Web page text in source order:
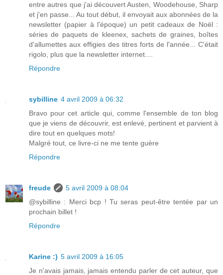
entre autres que j'ai découvert Austen, Woodehouse, Sharp
et j'en passe... Au tout début, il envoyait aux abonnées de la
newsletter (papier à l'époque) un petit cadeaux de Noël :
séries de paquets de kleenex, sachets de graines, boîtes
d'allumettes aux effigies des titres forts de l'année... C'était
rigolo, plus que la newsletter internet....
Répondre
sybilline 4 avril 2009 à 06:32
Bravo pour cet article qui, comme l'ensemble de ton blog
que je viens de découvrir, est enlevé, pertinent et parvient à
dire tout en quelques mots!
Malgré tout, ce livre-ci ne me tente guère
Répondre
freude
5 avril 2009 à 08:04
@sybilline : Merci bcp ! Tu seras peut-être tentée par un
prochain billet !
Répondre
Karine :) 5 avril 2009 à 16:05
Je n'avais jamais, jamais entendu parler de cet auteur, que